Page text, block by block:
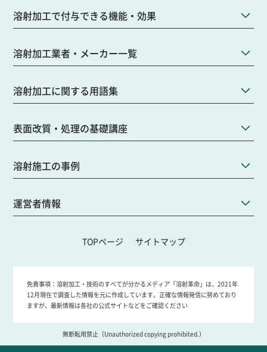
溶射加工で付与できる機能・効果
溶射加工業者・メーカー一覧
溶射加工に関する用語集
表面改質・処理の基礎講座
溶射施工の事例
運営者情報
TOPページ サイトマップ
免責事項： 溶射加工・技術のすべてが分かるメディア「溶射革命」は、2021年
12月現在で調査した情報を元に作成しています。正確な情報発信に努めており
ますが、最新情報は各社の公式サイトなどをご確認ください
無断転用禁止（Unauthorized copying prohibited.）